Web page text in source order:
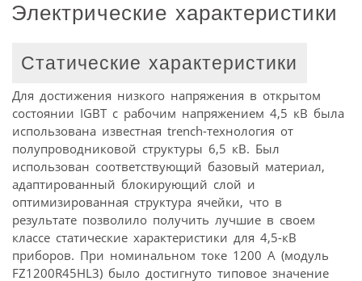
Электрические характеристики
Статические характеристики
Для достижения низкого напряжения в открытом
состоянии IGBT с рабочим напряжением 4,5 кВ была
использована известная trench-технология от
полупроводниковой структуры 6,5 кВ. Был
использован соответствующий базовый материал,
адаптированный блокирующий слой и
оптимизированная структура ячейки, что в
результате позволило получить лучшие в своем
классе статические характеристики для 4,5-кВ
приборов. При номинальном токе 1200 А (модуль
FZ1200R45HL3) было достигнуто типовое значение